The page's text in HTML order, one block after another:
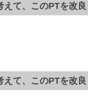
て、このPTを改
て、このPTを改